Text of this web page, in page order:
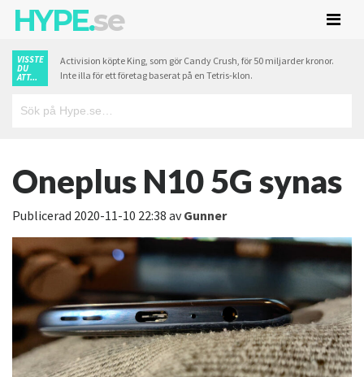
HYPE.se
VISSTE
DU
ATT...
Activision köpte King, som gör Candy Crush, för 50 miljarder kronor.
Inte illa för ett företag baserat på en Tetris-klon.
Oneplus N10 5G synas
Publicerad 2020-11-10 22:38 avGunner